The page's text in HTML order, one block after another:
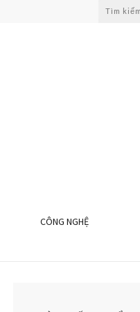
Tìm
TÂN PHONG
CÔNG NGHỆ